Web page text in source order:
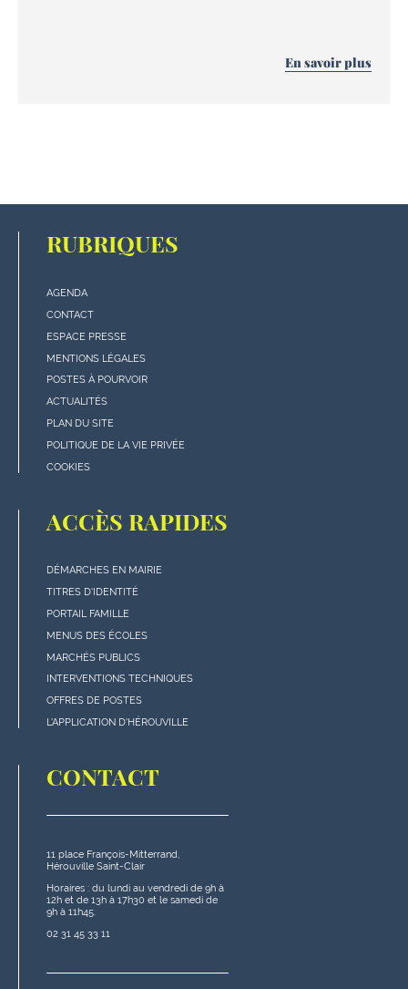
En savoir plus
RUBRIQUES
Menu
"rubriques"
en
bas
de
page
AGENDA
CONTACT
ESPACE PRESSE
MENTIONS LÉGALES
POSTES À POURVOIR
ACTUALITÉS
PLAN DU SITE
POLITIQUE DE LA VIE PRIVÉE
COOKIES
ACCÈS RAPIDES
Menu
"Accès
rapides"
en
bas
de
page
DÉMARCHES EN MAIRIE
TITRES D'IDENTITÉ
PORTAIL FAMILLE
MENUS DES ÉCOLES
MARCHÉS PUBLICS
INTERVENTIONS TECHNIQUES
OFFRES DE POSTES
L'APPLICATION D'HÉROUVILLE
CONTACT
11 place François-Mitterrand,
Hérouville Saint-Clair
Horaires : du lundi au vendredi de 9h à
12h et de 13h à 17h30 et le samedi de
9h à 11h45.
02 31 45 33 11